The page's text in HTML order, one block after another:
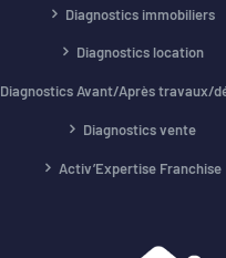
Diagnostics immobiliers
Diagnostics location
Diagnostics Avant/Après travaux/
Diagnostics vente
Activ’Expertise Franchise